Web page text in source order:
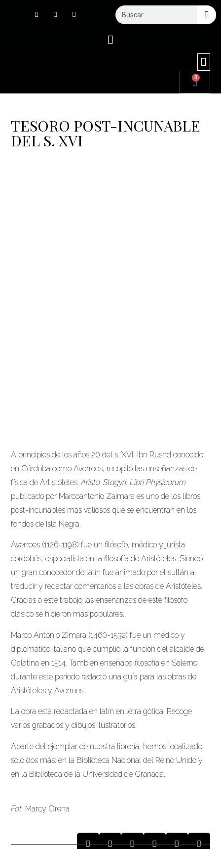
0
TESORO POST-INCUNABLE
DEL S. XVI
A principios de los años 20 del s. XVI, Ibn Rushd conocido
en Córdoba como Averroes, recopiló las enseñanzas de
física de Artistóteles.Aristo. Stagyri. Libri Physicorum
publicado por Marcoantonio Zaimara es uno de los libros
post-incunables más valiosos que se encuentran en los
fondos de Isla Negra.
Averroes (1126-1198) fue un filósofo, médico y jurista
cordobés, especialista en la filosofía de Aristóteles. Siendo
un gran conocedor de latín fue animado por el sultán a
traducir y redactar comentarios a las obras de Aristóteles.
Gracias a este trabajo las enseñanzas de este filósofo
clásico se hicieron más populares.
Marco Antonio Zimara (1460-1532) fue un médico y
diplomático italiano que cumplió la función del alcalde de
Galatina en 1514. También enseñaba filosofía en Salerno;
durante este periodo redactó una guía para las obras de
Aristóteles y Averroes.
La obra está redactada en latín en letra gótica. Recoge
varios grabados y dibujos ilustratorios.
Aparte del ejemplar de nuestra librería, hemos localizado
solo dos más: en la Biblioteca Nacional del Reino Unido y
en la Biblioteca de la Universidad de Granada.
Fot. Marcy Orena